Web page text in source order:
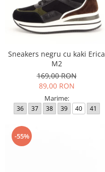
Sneakers negru cu kaki Erica
M2
169,00 RON
89,00 RON
Marime:
36 37 38 39 40 41
-55%